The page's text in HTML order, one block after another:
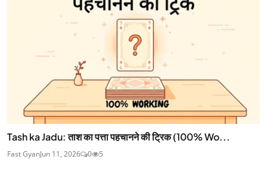
Tash ka Jadu: ताश का पत्ता पहचानने की ट्रिक (100% Wo...
Fast GyanJun 11, 2026 0 5